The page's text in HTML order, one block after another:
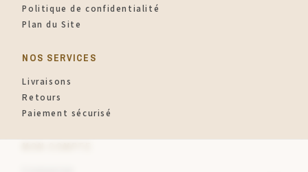
Politique de confidentialité
Plan du Site
NOS SERVICES
Livraisons
Retours
Paiement sécurisé